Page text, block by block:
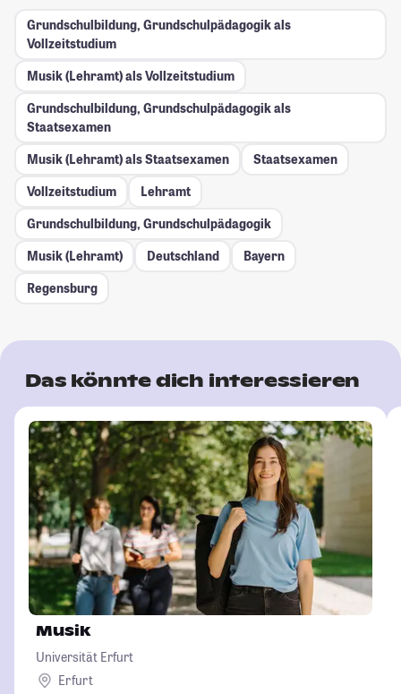
Grundschulbildung, Grundschulpädagogik als
Vollzeitstudium
Musik (Lehramt) als Vollzeitstudium
Grundschulbildung, Grundschulpädagogik als
Staatsexamen
Musik (Lehramt) als Staatsexamen
Staatsexamen
Vollzeitstudium
Lehramt
Grundschulbildung, Grundschulpädagogik
Musik (Lehramt)
Deutschland
Bayern
Regensburg
Das könnte dich interessieren
Musik
Universität Erfurt
Erfurt